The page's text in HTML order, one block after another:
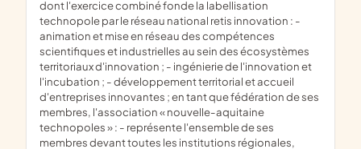
dont l'exercice combiné fonde la labellisation
technopole par le réseau national retis innovation : -
animation et mise en réseau des compétences
scientifiques et industrielles au sein des écosystèmes
territoriaux d'innovation ; - ingénierie de l'innovation et
l'incubation ; - développement territorial et accueil
d'entreprises innovantes ; en tant que fédération de ses
membres, l'association « nouvelle-aquitaine
technopoles » : - représente l'ensemble de ses
membres devant toutes les institutions régionales,